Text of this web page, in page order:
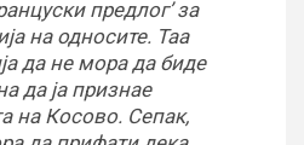
предлог’ за
на односите. Таа
да не мора да биде
да ја признае
на Косово. Сепак,